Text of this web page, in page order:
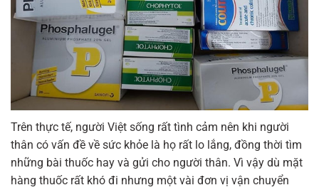
Trên thực tế, người Việt sống rất tình cảm nên khi người
thân có vấn đề về sức khỏe là họ rất lo lắng, đồng thời tìm
những bài thuốc hay và gửi cho người thân. Vì vậy dù mặt
hàng thuốc rất khó đi nhưng một vài đơn vị vận chuyển